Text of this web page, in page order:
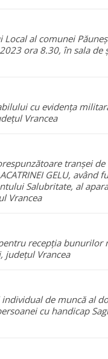
al comunei
ora 8.30, în sala de
cu evidența
Vrancea
tranșei de
GELU, având
Salubritate, al
Vrancea
recepția bunurilor
județul Vrancea
de muncă al
cu handicap